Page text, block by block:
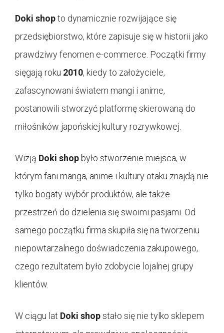
Doki shopto dynamicznie rozwijające się
przedsiębiorstwo, które zapisuje się w historii jako
prawdziwy fenomen e-commerce. Początki firmy
sięgają roku 2010, kiedy to założyciele,
zafascynowani światem mangi i anime,
postanowili stworzyć platformę skierowaną do
miłośników japońskiej kultury rozrywkowej.
Wizją Doki shop było stworzenie miejsca, w
którym fani manga, anime i kultury otaku znajdą nie
tylko bogaty wybór produktów, ale także
przestrzeń do dzielenia się swoimi pasjami. Od
samego początku firma skupiła się na tworzeniu
niepowtarzalnego doświadczenia zakupowego,
czego rezultatem było zdobycie lojalnej grupy
klientów.
W ciągu lat Doki shopstało się nie tylko sklepem